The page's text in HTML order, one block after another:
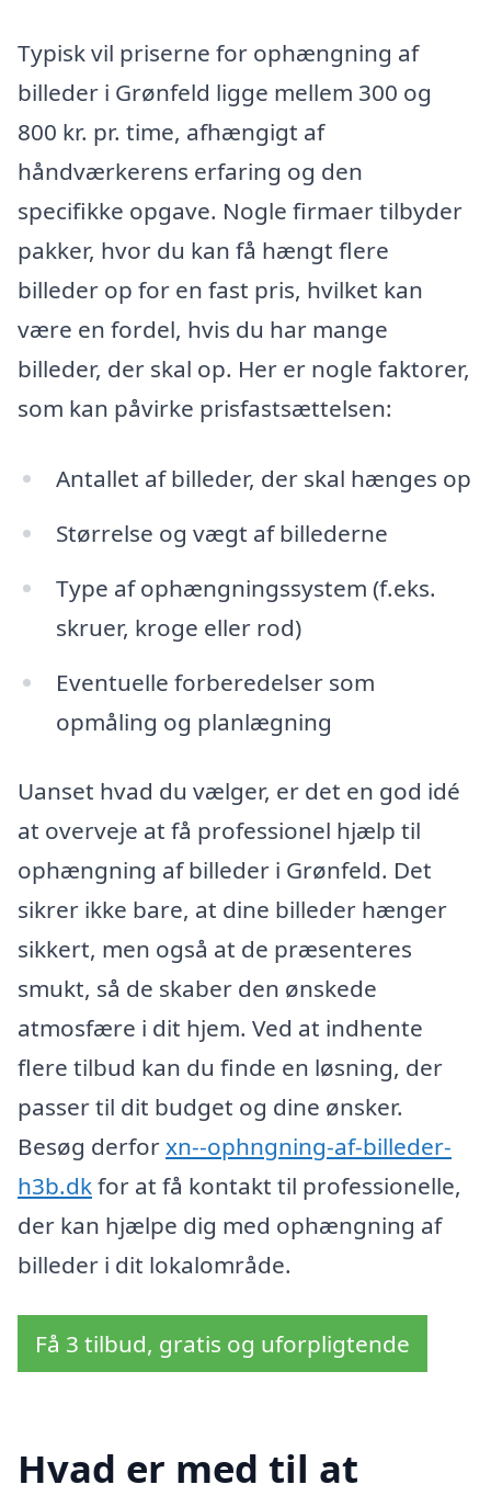
Typisk vil priserne for ophængning af
billeder i Grønfeld ligge mellem 300 og
800 kr. pr. time, afhængigt af
håndværkerens erfaring og den
specifikke opgave. Nogle firmaer tilbyder
pakker, hvor du kan få hængt flere
billeder op for en fast pris, hvilket kan
være en fordel, hvis du har mange
billeder, der skal op. Her er nogle faktorer,
som kan påvirke prisfastsættelsen:
Antallet af billeder, der skal hænges op
Størrelse og vægt af billederne
Type af ophængningssystem (f.eks.
skruer, kroge eller rod)
Eventuelle forberedelser som
opmåling og planlægning
Uanset hvad du vælger, er det en god idé
at overveje at få professionel hjælp til
ophængning af billeder i Grønfeld. Det
sikrer ikke bare, at dine billeder hænger
sikkert, men også at de præsenteres
smukt, så de skaber den ønskede
atmosfære i dit hjem. Ved at indhente
flere tilbud kan du finde en løsning, der
passer til dit budget og dine ønsker.
Besøg derforxn--ophngning-af-billeder-
h3b.dkfor at få kontakt til professionelle,
der kan hjælpe dig med ophængning af
billeder i dit lokalområde.
Få 3 tilbud, gratis og uforpligtende
Hvad er med til at